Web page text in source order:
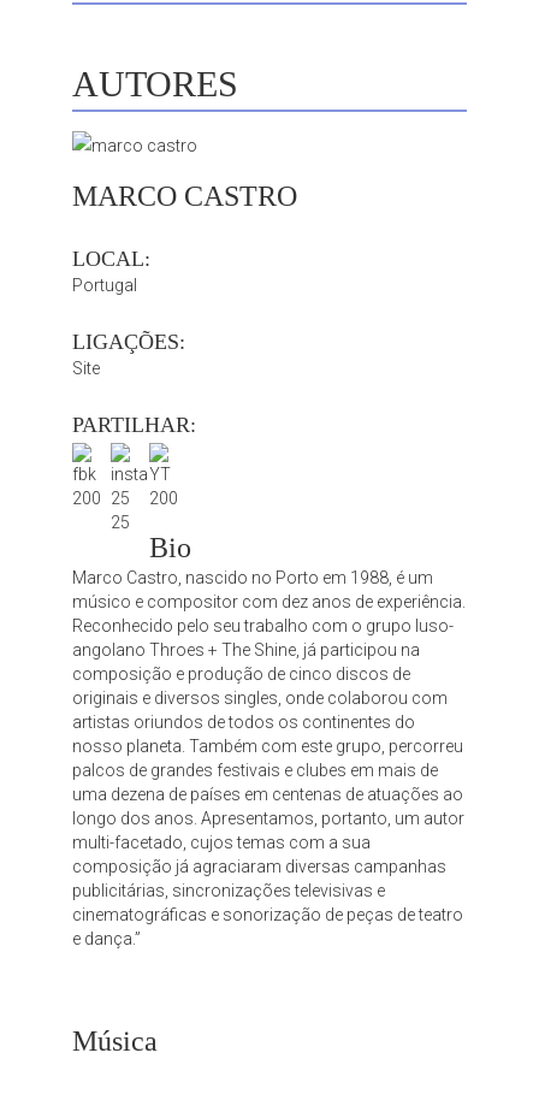
AUTORES
MARCO CASTRO
LOCAL:
Portugal
LIGAÇÕES:
Site
PARTILHAR:
Bio
Marco Castro, nascido no Porto em 1988, é um
músico e compositor com dez anos de experiência.
Reconhecido pelo seu trabalho com o grupo luso-
angolano Throes + The Shine, já participou na
composição e produção de cinco discos de
originais e diversos singles, onde colaborou com
artistas oriundos de todos os continentes do
nosso planeta. Também com este grupo, percorreu
palcos de grandes festivais e clubes em mais de
uma dezena de países em centenas de atuações ao
longo dos anos. Apresentamos, portanto, um autor
multi-facetado, cujos temas com a sua
composição já agraciaram diversas campanhas
publicitárias, sincronizações televisivas e
cinematográficas e sonorização de peças de teatro
e dança.”
Música